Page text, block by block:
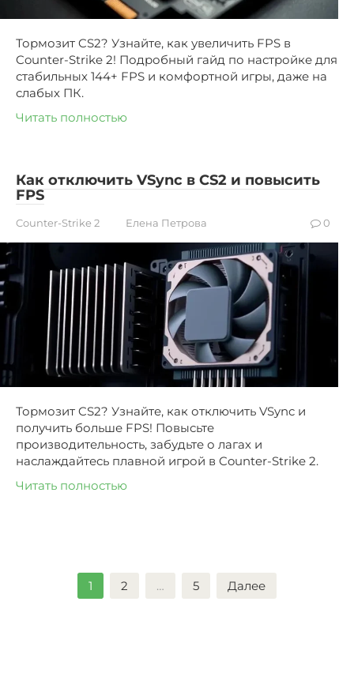
Тормозит CS2? Узнайте, как увеличить FPS в
Counter-Strike 2! Подробный гайд по настройке для
стабильных 144+ FPS и комфортной игры, даже на
слабых ПК.
Читать полностью
Как отключить VSync в CS2 и повысить
FPS
Counter-Strike 2 Елена Петрова 0
Тормозит CS2? Узнайте, как отключить VSync и
получить больше FPS! Повысьте
производительность, забудьте о лагах и
наслаждайтесь плавной игрой в Counter-Strike 2.
Читать полностью
1 2 … 5 Далее